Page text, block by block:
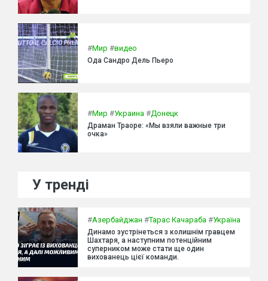
#Мир #видео
Ода Сандро Дель Пьеро
#Мир #Украина #Донецк
Драман Траоре: «Мы взяли важные три
очка»
У тренді
#Азербайджан #Тарас Качараба #Україна
Динамо зустрінеться з колишнім гравцем
Шахтаря, а наступним потенційним
суперником може стати ще один
вихованець цієї команди.